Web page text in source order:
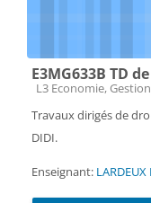
E3MG633B TD
Catégorie de cours
L3 Economie,
Travaux dirigés de
DIDI.
Enseignant: